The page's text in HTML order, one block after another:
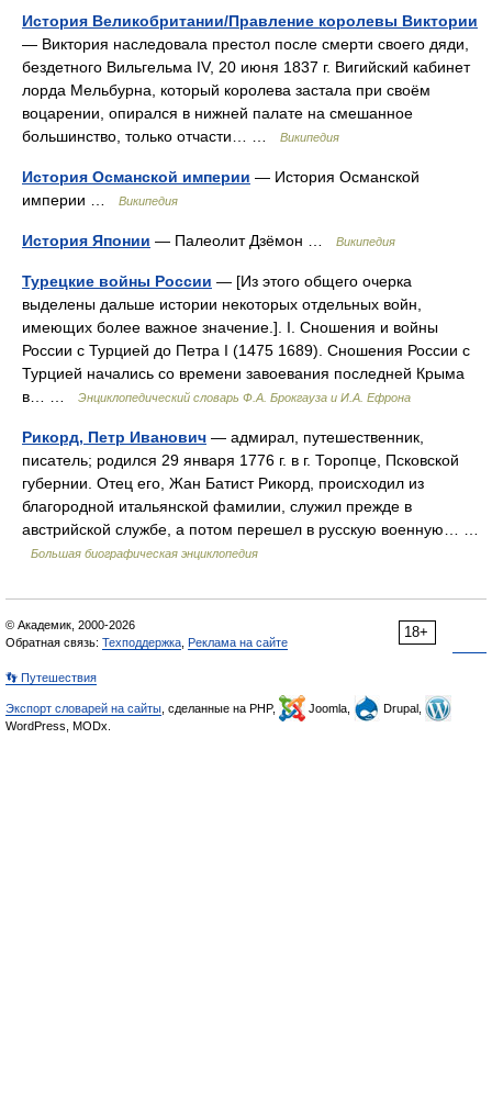
История Великобритании/Правление королевы Виктории
— Виктория наследовала престол после смерти своего дяди,
бездетного Вильгельма IV, 20 июня 1837 г. Вигийский кабинет
лорда Мельбурна, который королева застала при своём
воцарении, опирался в нижней палате на смешанное
большинство, только отчасти… …
Википедия
История Османской империи — История Османской
империи …
Википедия
История Японии — Палеолит Дзёмон … Википедия
Турецкие войны России — [Из этого общего очерка
выделены дальше истории некоторых отдельных войн,
имеющих более важное значение.]. I. Сношения и войны
России с Турцией до Петра I (1475 1689). Сношения России с
Турцией начались со времени завоевания последней Крыма
в… …
Энциклопедический словарь Ф.А. Брокгауза и И.А. Ефрона
Рикорд, Петр Иванович — адмирал, путешественник,
писатель; родился 29 января 1776 г. в г. Торопце, Псковской
губернии. Отец его, Жан Батист Рикорд, происходил из
благородной итальянской фамилии, служил прежде в
австрийской службе, а потом перешел в русскую военную… …
Большая биографическая энциклопедия
18+
© Академик, 2000-2026
Обратная связь: Техподдержка Реклама на сайте
👣 Путешествия
Экспорт словарей на сайты , сделанные на PHP, Joomla,
Drupal,
WordPress, MODx.